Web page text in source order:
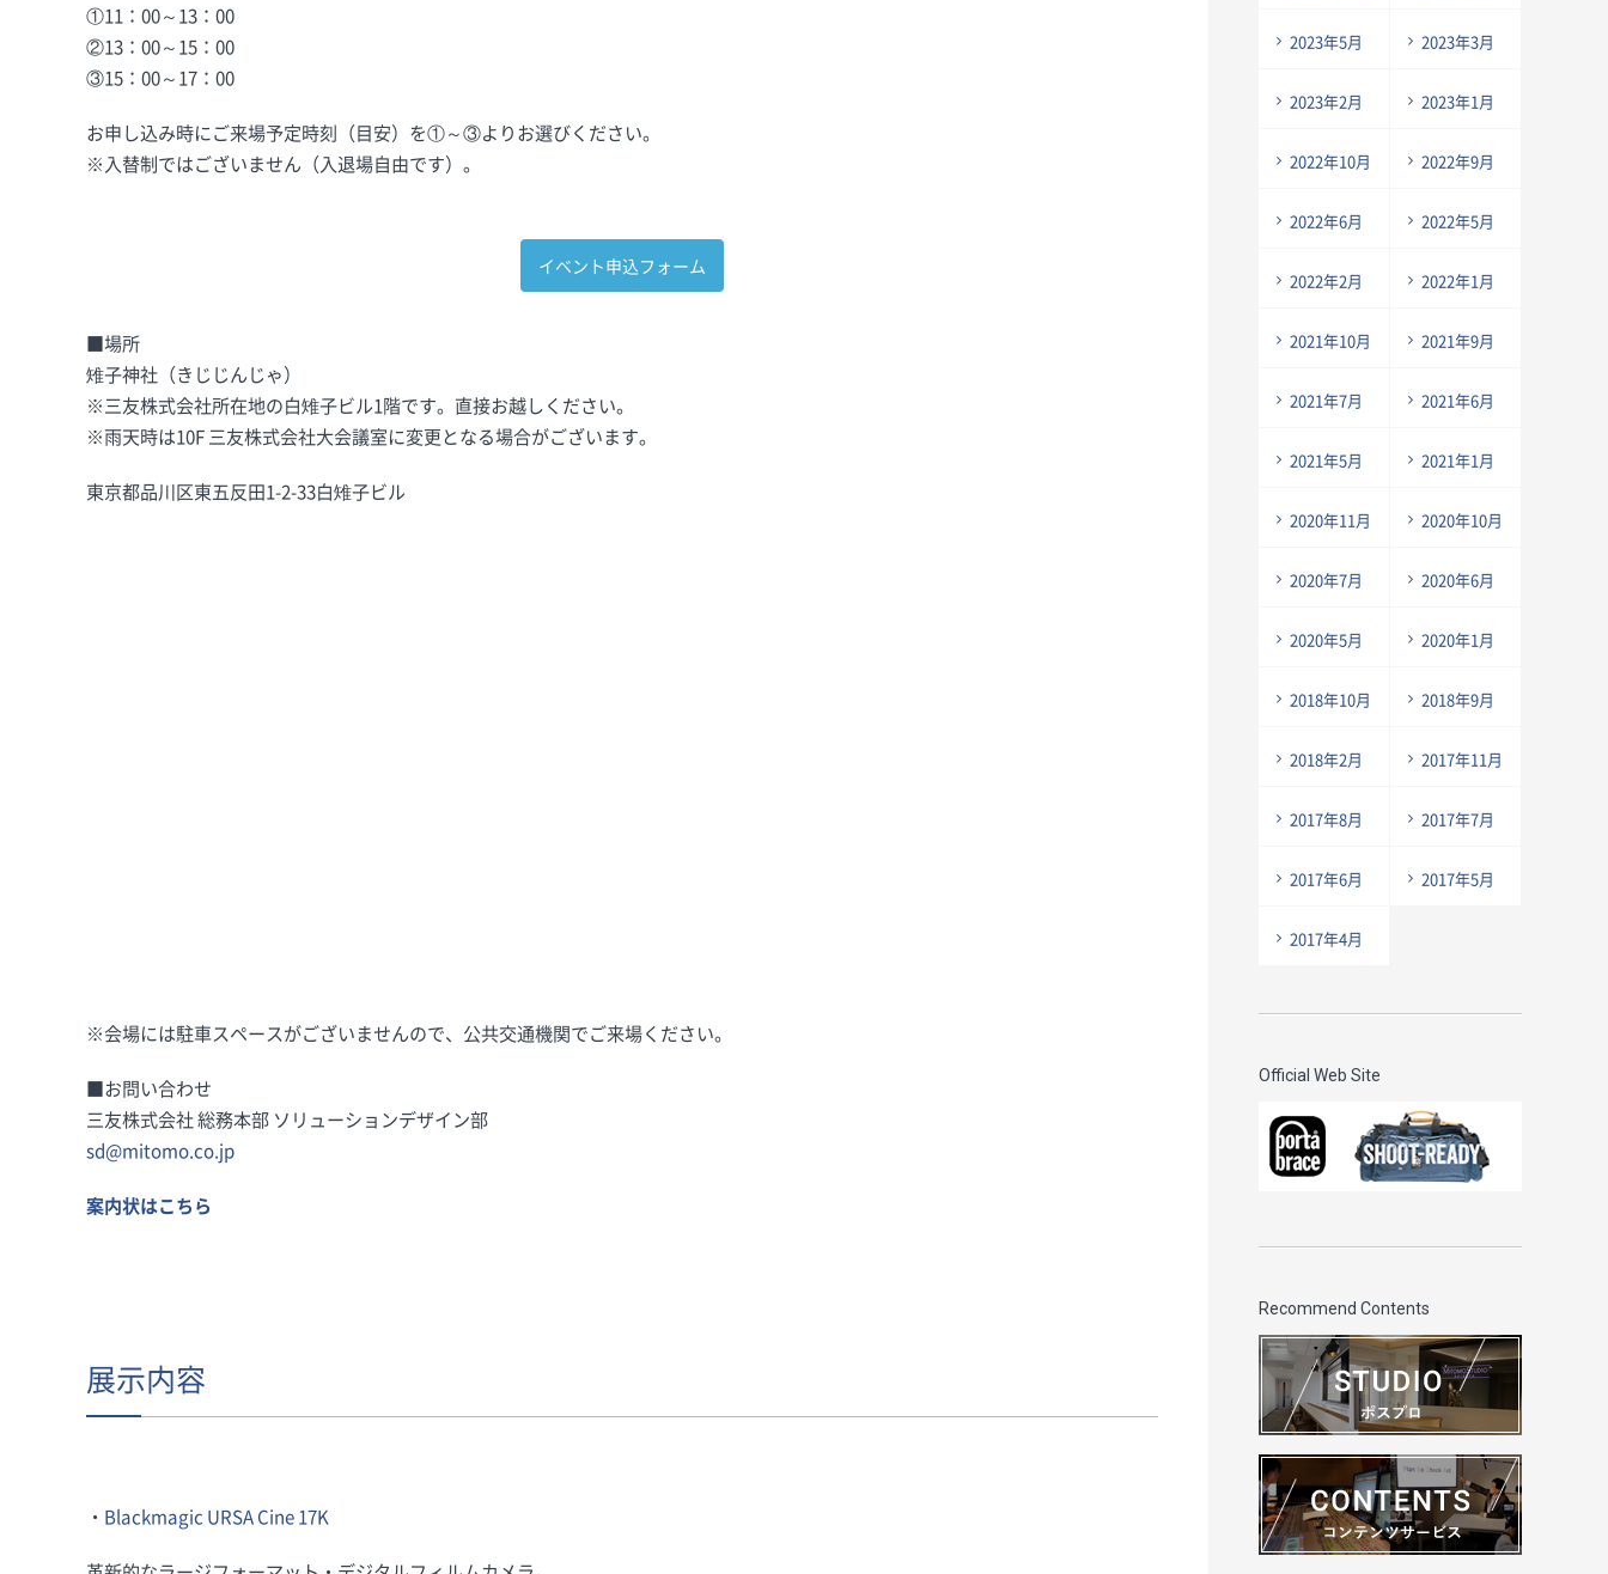
①11：00～13：00
②13：00～15：00
③15：00～17：00
お申し込み時にご来場予定時刻（目安）を①～③よりお選びください。
※入替制ではございません（入退場自由です）。
イベント申込フォーム
■場所
雉子神社（きじじんじゃ）
※三友株式会社所在地の白雉子ビル1階です。直接お越しください。
※雨天時は10F 三友株式会社大会議室に変更となる場合がございます。
東京都品川区東五反田1-2-33白雉子ビル
※会場には駐車スペースがございませんので、公共交通機関でご来場ください。
■お問い合わせ
三友株式会社 総務本部 ソリューションデザイン部
sd@mitomo.co.jp
案内状はこちら
展示内容
・ Blackmagic URSA Cine 17K
2023年5月 2023年3月
2023年2月 2023年1月
2022年10月 2022年9月
2022年6月 2022年5月
2022年2月 2022年1月
2021年10月 2021年9月
2021年7月 2021年6月
2021年5月 2021年1月
2020年11月 2020年10月
2020年7月 2020年6月
2020年5月 2020年1月
2018年10月 2018年9月
2018年2月 2017年11月
2017年8月 2017年7月
2017年6月 2017年5月
2017年4月
Official Web Site
Recommend Contents